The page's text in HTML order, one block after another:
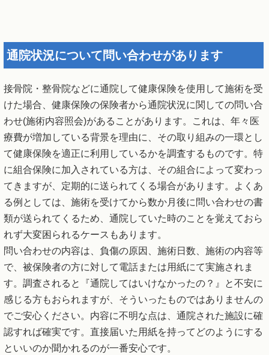
通院状況について問い合わせがあります
接骨院・整骨院などに通院して健康保険を使用して施術を受
けた場合、健康保険の保険者から通院状況に関しての問い合
わせ(施術内容照会)があることがあります。これは、年々医
療費が増加している背景を理由に、その取り組みの一環とし
て健康保険を適正に利用しているかを調査するものです。特
に組合保険に加入されている方は、その組合によって変わっ
てきますが、定期的に送られてくる場合があります。よくあ
る例としては、施術を受けてから数か月後に問い合わせの書
類が送られてくるため、通院していた時のことを覚えておら
れず大変困られるケースもあります。
問い合わせの内容は、負傷の原因、施術日数、施術の内容等
で、被保険者の方に対して電話または用紙にて実施されま
す。調査されると『通院してはいけなかったの？』と不安に
感じる方もおられますが、そういったものではありませんの
でご安心ください。内容に不明な点は、通院された施設に確
認すれば確実です。直接届いた用紙を持ってどのようにする
といいのか聞かれるのが一番安心です。